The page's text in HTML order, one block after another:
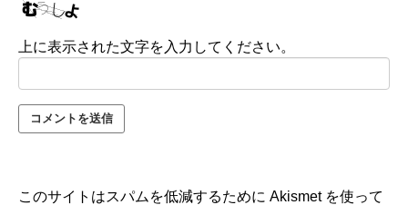
上に表示された文字を入力してください。
このサイトはスパムを低減するために Akismet を使って